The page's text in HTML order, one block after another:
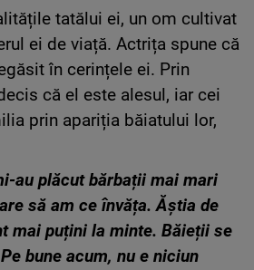
tatălui ei, un om cultivat
ei de viață. Actrița spune că
în cerințele ei. Prin
că el este alesul, iar cei
prin apariția băiatului lor,
au plăcut bărbații mai mari
să am ce învăța. Ăștia de
mai puțini la minte. Băieții se
bune acum, nu e niciun